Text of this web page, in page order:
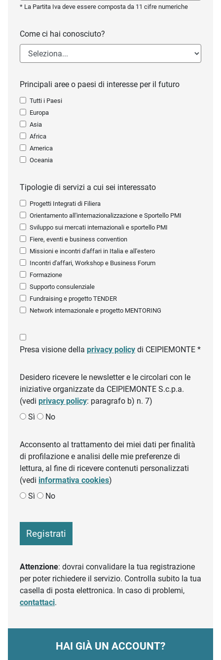
* La Partita Iva deve essere composta da 11 cifre numeriche
Come ci hai conosciuto?
Principali aree o paesi di interesse per il futuro
Tutti i Paesi
Europa
Asia
Africa
America
Oceania
Tipologie di servizi a cui sei interessato
Progetti Integrati di Filiera
Orientamento all'internazionalizzazione e Sportello PMI
Sviluppo sui mercati internazionali e sportello PMI
Fiere, eventi e business convention
Missioni e incontri d'affari in Italia e all'estero
Incontri d'affari, Workshop e Business Forum
Formazione
Supporto consulenziale
Fundraising e progetto TENDER
Network internazionale e progetto MENTORING
Presa visione della privacy policy di CEIPIEMONTE *
Desidero ricevere le newsletter e le circolari con le
iniziative organizzate da CEIPIEMONTE S.c.p.a.
(vedi privacy policy: paragrafo b) n. 7)
Sì
No
Acconsento al trattamento dei miei dati per finalità
di profilazione e analisi delle mie preferenze di
lettura, al fine di ricevere contenuti personalizzati
(vedi informativa cookies)
Sì
No
Registrati
Attenzione: dovrai convalidare la tua registrazione
per poter richiedere il servizio. Controlla subito la tua
casella di posta elettronica. In caso di problemi,
contattaci.
HAI GIÀ UN ACCOUNT?